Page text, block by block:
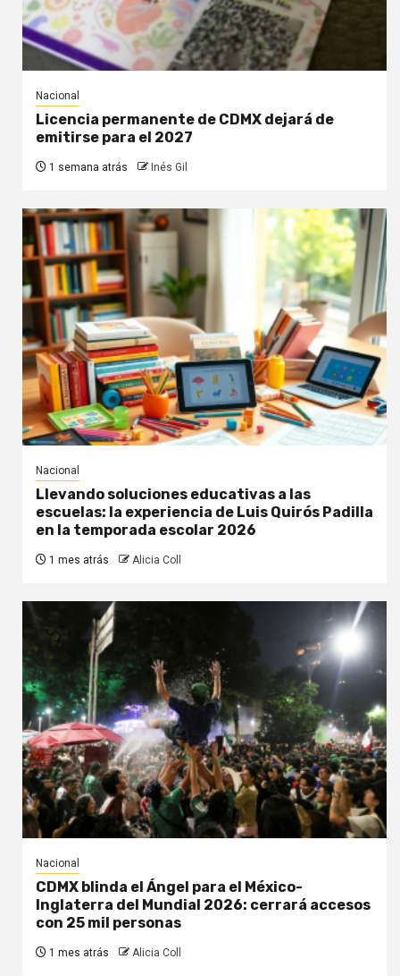
Nacional
Licencia permanente de CDMX dejará de
emitirse para el 2027
1 semana atrás Inés Gil
Nacional
Llevando soluciones educativas a las
escuelas: la experiencia de Luis Quirós Padilla
en la temporada escolar 2026
1 mes atrás Alicia Coll
Nacional
CDMX blinda el Ángel para el México-
Inglaterra del Mundial 2026: cerrará accesos
con 25 mil personas
1 mes atrás Alicia Coll